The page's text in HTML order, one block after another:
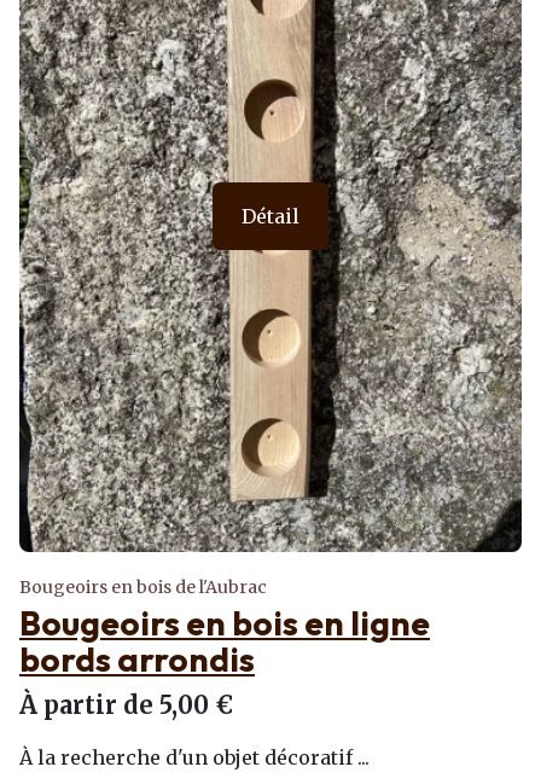
Détail
Bougeoirs en bois de l'Aubrac
Bougeoirs en bois en ligne
bords arrondis
À partir de 5,00 €
À la recherche d'un objet décoratif ...